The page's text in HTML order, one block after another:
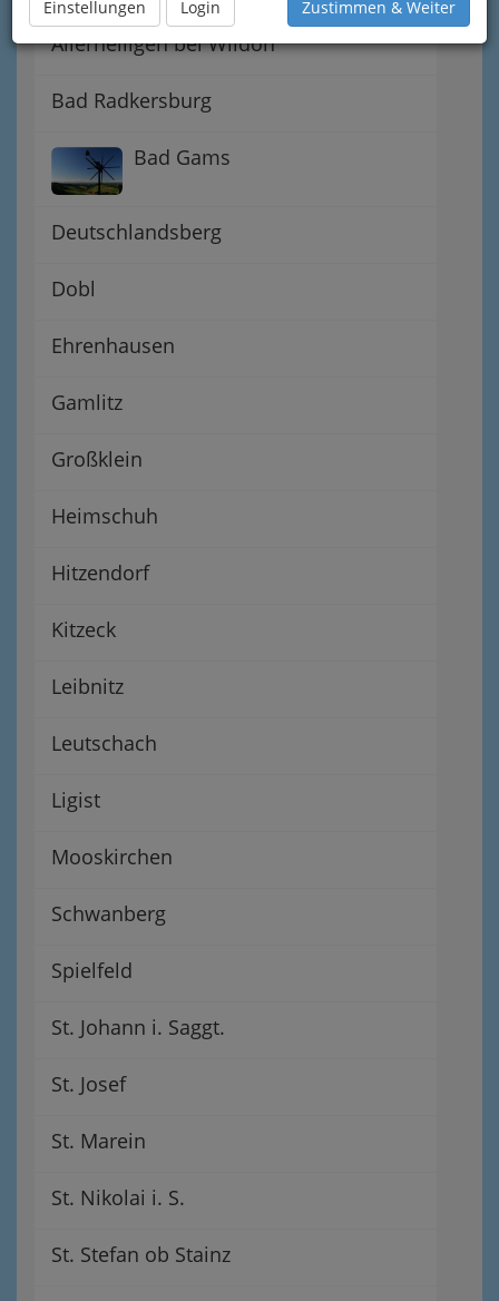
Einstellungen Login Zustimmen & Weiter
Allerheiligen bei Wildon
Bad Radkersburg
Bad Gams
Deutschlandsberg
Dobl
Ehrenhausen
Gamlitz
Großklein
Heimschuh
Hitzendorf
Kitzeck
Leibnitz
Leutschach
Ligist
Mooskirchen
Schwanberg
Spielfeld
St. Johann i. Saggt.
St. Josef
St. Marein
St. Nikolai i. S.
St. Stefan ob Stainz